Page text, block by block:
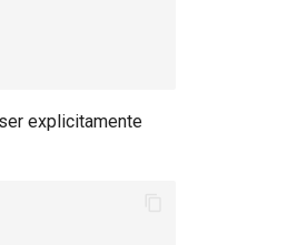
explicitamente